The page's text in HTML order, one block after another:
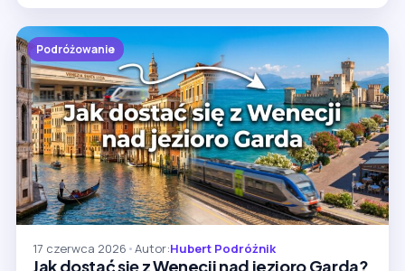
Podróżowanie
17 czerwca 2026 •Autor:Hubert Podróżnik
Jak dostać się z Wenecji nad jezioro Garda?